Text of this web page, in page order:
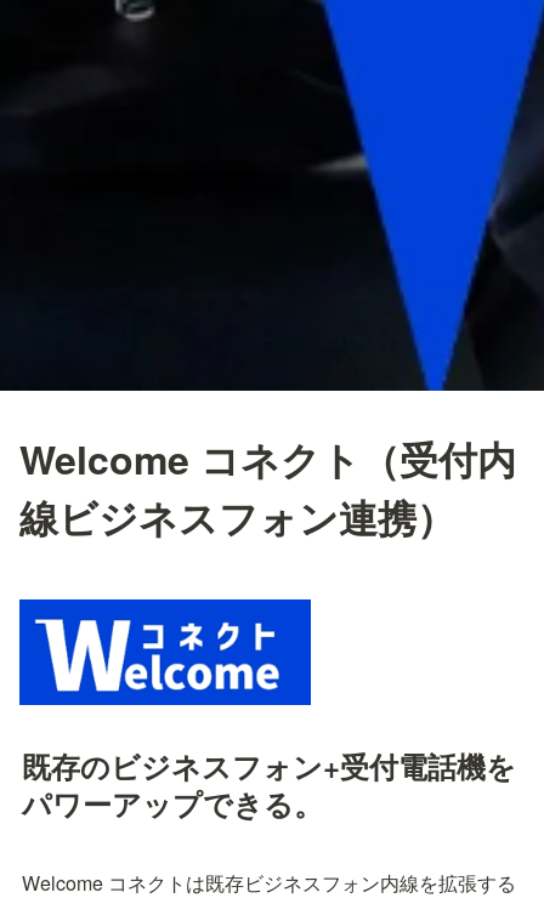
Welcome コネクト（受付内
線ビジネスフォン連携）
既存のビジネスフォン+受付電話機を
パワーアップできる。
Welcome コネクトは既存ビジネスフォン内線を拡張する